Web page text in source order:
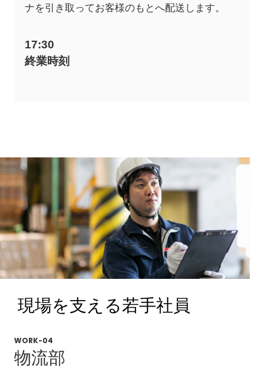
ナを引き取ってお客様のもとへ配送します。
17:30
終業時刻
現場を支える若手社員
WORK-04
物流部